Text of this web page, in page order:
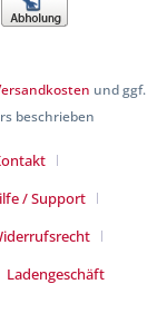
und ggf.
beschrieben
/ Support
Ladengeschäft